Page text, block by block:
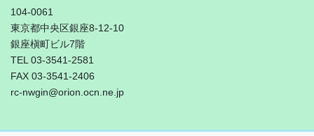
104-0061
東京都中央区銀座8-12-10
銀座槇町ビル7階
TEL 03-3541-2581
FAX 03-3541-2406
rc-nwgin@orion.ocn.ne.jp